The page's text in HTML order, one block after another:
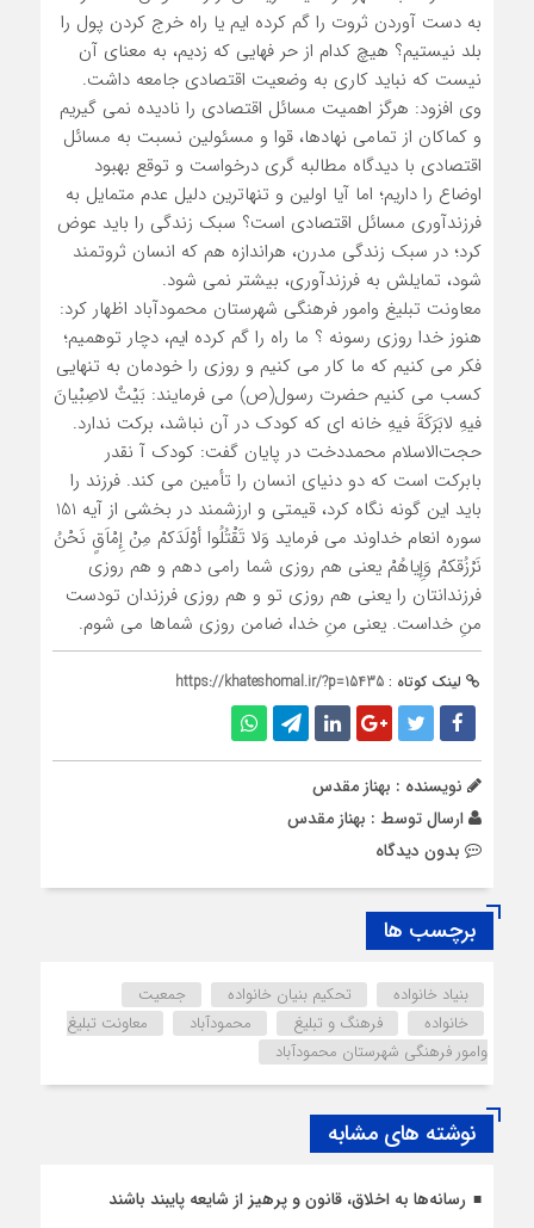
به دست آوردن ثروت را گم کرده ایم یا راه خرج کردن پول را
بلد نیستیم؟ هیچ کدام از حر فهایی که زدیم، به معنای آن
نیست که نباید کاری به وضعیت اقتصادی جامعه داشت.
وی افزود: هرگز اهمیت مسائل اقتصادی را نادیده نمی گیریم
و کماکان از تمامی نهادها، قوا و مسئولین نسبت به مسائل
اقتصادی با دیدگاه مطالبه گری درخواست و توقع بهبود
اوضاع را داریم؛ اما آیا اولین و تنهاترین دلیل عدم متمایل به
فرزندآوری مسائل اقتصادی است؟ سبک زندگی را باید عوض
کرد؛ در سبک زندگی مدرن، هراندازه هم که انسان ثروتمند
شود، تمایلش به فرزندآوری، بیشتر نمی شود.
معاونت تبلیغ وامور فرهنگی شهرستان محمودآباد اظهار کرد:
هنوز خدا روزی رسونه ؟ ما راه را گم کرده ایم، دچار توهمیم؛
فکر می کنیم که ما کار می کنیم و روزی را خودمان به تنهایی
کسب می کنیم حضرت رسول(ص) می فرمایند: بَیْتٌ لاصِبْیانَ
فیهِ لابَرَکَةَ فیهِ خانه ای که کودک در آن نباشد، برکت ندارد.
حجت‌الاسلام محمددخت در پایان گفت: کودک آ نقدر
بابرکت است که دو دنیای انسان را تأمین می کند. فرزند را
باید این گونه نگاه کرد، قیمتی و ارزشمند در بخشی از آیه 151
سوره انعام خداوند می فرماید وَلا تَقْتُلُوا أوْلَدَکمْ مِنْ إِمْاَقٍ نَحْنُ
نَرْزُقکمْ وَإِیاهُمْ یعنی هم روزی شما رامی دهم و هم روزی
فرزندانتان را یعنی هم روزی تو و هم روزی فرزندان تودست
منِ خداست. یعنی منِ خدا، ضامن روزی شماها می شوم.
لینک کوتاه : https://khateshomal.ir/?p=15435
نویسنده : بهناز مقدس
ارسال توسط : بهناز مقدس
بدون دیدگاه
برچسب ها
بنیاد خانواده تحکیم بنیان خانواده
جمعیت
خانواده
فرهنگ و تبلیغ محمودآباد
معاونت تبلیغ
وامور فرهنگی شهرستان محمودآباد
نوشته های مشابه
رسانه‌ها به اخلاق، قانون و پرهیز از شایعه پایبند باشند